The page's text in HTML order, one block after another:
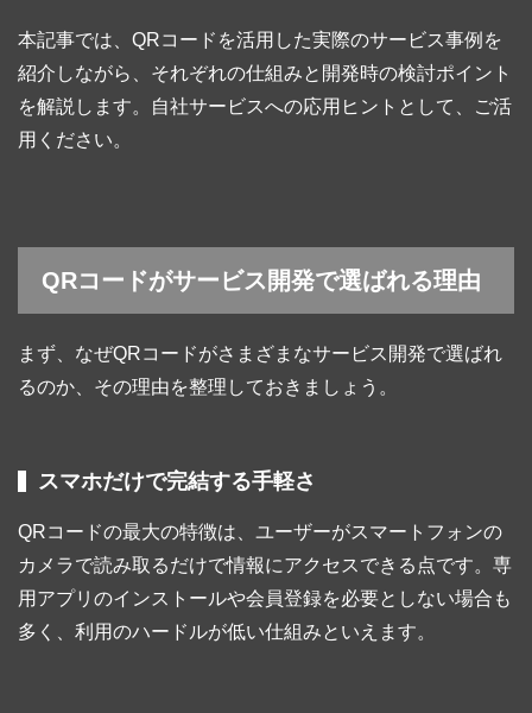
本記事では、QRコードを活用した実際のサービス事例を
紹介しながら、それぞれの仕組みと開発時の検討ポイント
を解説します。自社サービスへの応用ヒントとして、ご活
用ください。
QRコードがサービス開発で選ばれる理由
まず、なぜQRコードがさまざまなサービス開発で選ばれ
るのか、その理由を整理しておきましょう。
スマホだけで完結する手軽さ
QRコードの最大の特徴は、ユーザーがスマートフォンの
カメラで読み取るだけで情報にアクセスできる点です。専
用アプリのインストールや会員登録を必要としない場合も
多く、利用のハードルが低い仕組みといえます。